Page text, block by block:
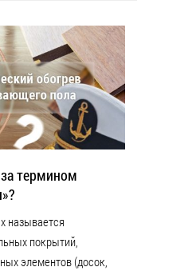
термином
называется
покрытий,
элементов (досок,